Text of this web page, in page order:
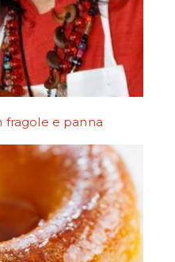
fragole e panna